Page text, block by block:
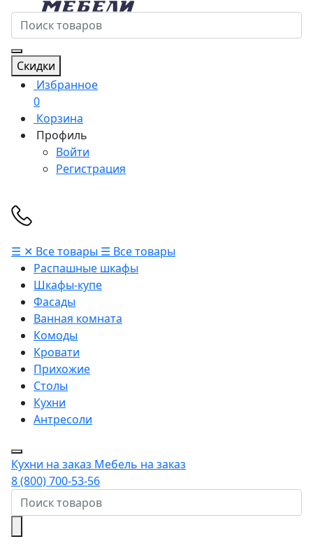
Скидки
Избранное
0
Корзина
Профиль
Войти
Регистрация
☰ ✕ Все товары ☰ Все товары
Распашные шкафы
Шкафы-купе
Фасады
Ванная комната
Комоды
Кровати
Прихожие
Столы
Кухни
Антресоли
Кухни на заказ Мебель на заказ
8 (800) 700-53-56